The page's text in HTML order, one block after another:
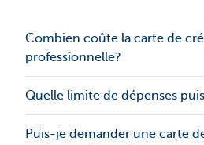
Combien coûte la carte de
professionnelle?
Quelle limite de dépenses
Puis-je demander une carte